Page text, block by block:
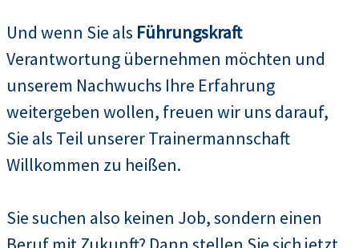
Und wenn Sie als Führungskraft
Verantwortung übernehmen möchten und
unserem Nachwuchs Ihre Erfahrung
weitergeben wollen, freuen wir uns darauf,
Sie als Teil unserer Trainermannschaft
Willkommen zu heißen.
Sie suchen also keinen Job, sondern einen